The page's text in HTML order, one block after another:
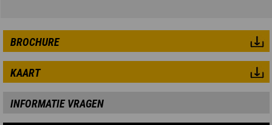
BROCHURE
KAART
INFORMATIE VRAGEN